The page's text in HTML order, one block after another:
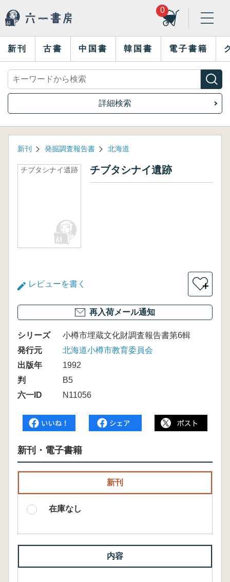
0
新刊 古書 中国書 韓国書 電子書籍
詳細検索
新刊 発掘調査報告書 北海道
チブタシナイ遺跡 チブタシナイ遺跡
レビューを書く ＋
再入荷メール通知
シリーズ
小樽市埋蔵文化財調査報告書第6輯
発行元
北海道小樽市教育委員会
出版年
1992
判
B5
六一ID
N11056
新刊・電子書籍
新刊
在庫なし
内容